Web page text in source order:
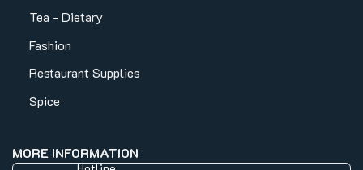
Tea - Dietary
Fashion
Restaurant Supplies
Spice
MORE INFORMATION